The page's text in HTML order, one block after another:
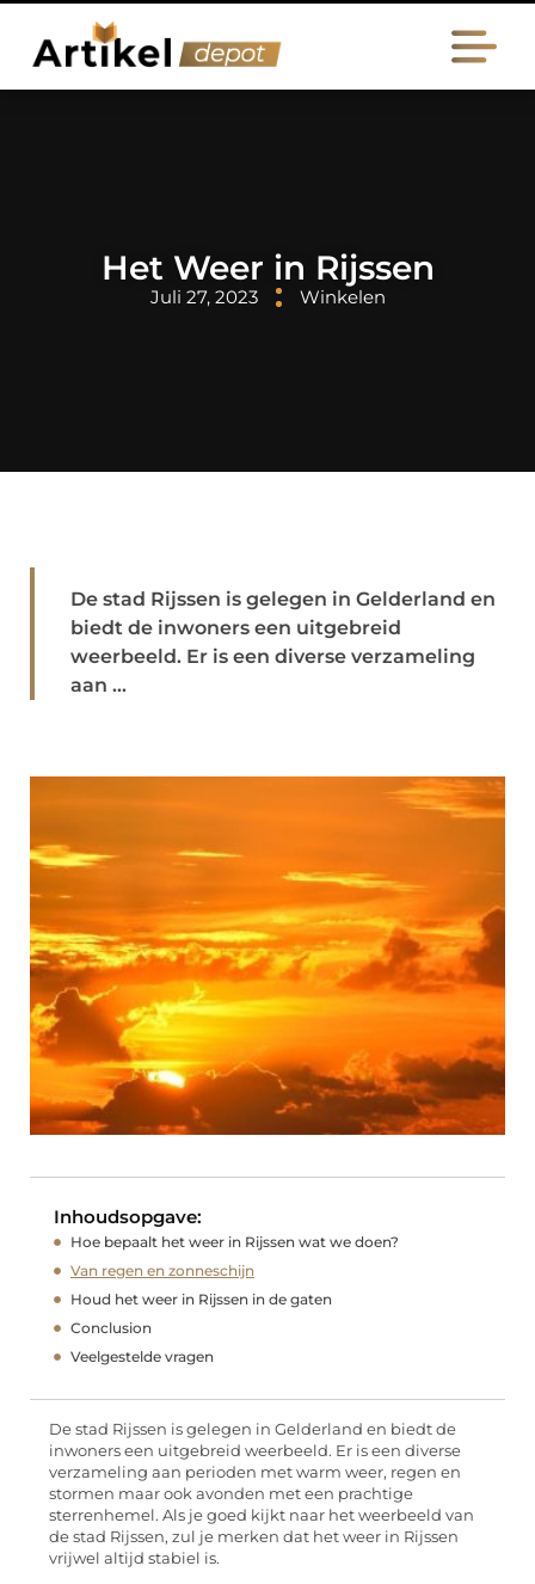
Het Weer in Rijssen
Juli 27, 2023 Winkelen
De stad Rijssen is gelegen in Gelderland en
biedt de inwoners een uitgebreid
weerbeeld. Er is een diverse verzameling
aan ...
Inhoudsopgave:
Hoe bepaalt het weer in Rijssen wat we doen?
Van regen en zonneschijn
Houd het weer in Rijssen in de gaten
Conclusion
Veelgestelde vragen
De stad Rijssen is gelegen in Gelderland en biedt de
inwoners een uitgebreid weerbeeld. Er is een diverse
verzameling aan perioden met warm weer, regen en
stormen maar ook avonden met een prachtige
sterrenhemel. Als je goed kijkt naar het weerbeeld van
de stad Rijssen, zul je merken dat het weer in Rijssen
vrijwel altijd stabiel is.